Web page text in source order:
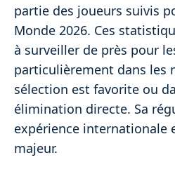
partie des joueurs suivis
Monde 2026. Ces
à surveiller de près pour
particulièrement dans les
sélection est favorite ou
élimination directe. Sa
expérience internationale
majeur.